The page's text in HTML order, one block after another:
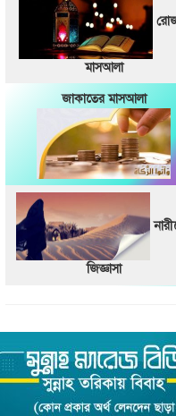
মাসআলা
জাকাতের মাসআলা
জিজ্ঞাসা